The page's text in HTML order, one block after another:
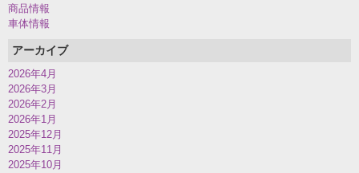
商品情報
車体情報
アーカイブ
2026年4月
2026年3月
2026年2月
2026年1月
2025年12月
2025年11月
2025年10月